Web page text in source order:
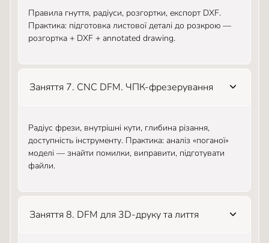
Правила гнуття, радіуси, розгортки, експорт DXF.
Практика: підготовка листової деталі до розкрою —
розгортка + DXF + annotated drawing.
Заняття 7. CNC DFM. ЧПК-фрезерування
Радіус фрези, внутрішні кути, глибина різання,
доступність інструменту. Практика: аналіз «поганої»
моделі — знайти помилки, виправити, підготувати
файли.
Заняття 8. DFM для 3D-друку та лиття